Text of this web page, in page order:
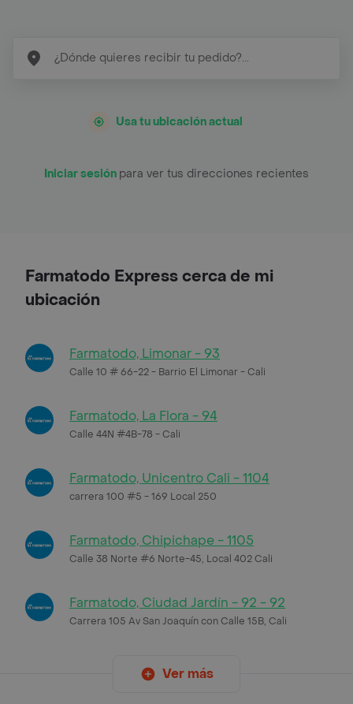
Usa tu ubicación actual
Iniciar sesión para ver tus direcciones recientes
Farmatodo Express cerca de mi
ubicación
Farmatodo, Limonar - 93
Calle 10 # 66-22 - Barrio El Limonar - Cali
Farmatodo, La Flora - 94
Calle 44N #4B-78 - Cali
Farmatodo, Unicentro Cali - 1104
carrera 100 #5 - 169 Local 250
Farmatodo, Chipichape - 1105
Calle 38 Norte #6 Norte-45, Local 402 Cali
Farmatodo, Ciudad Jardín - 92 - 92
Carrera 105 Av San Joaquín con Calle 15B, Cali
Ver más